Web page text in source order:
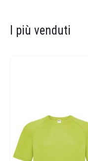
I più venduti